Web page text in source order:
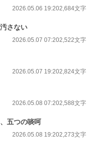
2026.05.06 19:202,684文字
さない
2026.05.07 07:202,522文字
2026.05.07 19:202,824文字
2026.05.08 07:202,588文字
五つの啖呵
2026.05.08 19:202,273文字